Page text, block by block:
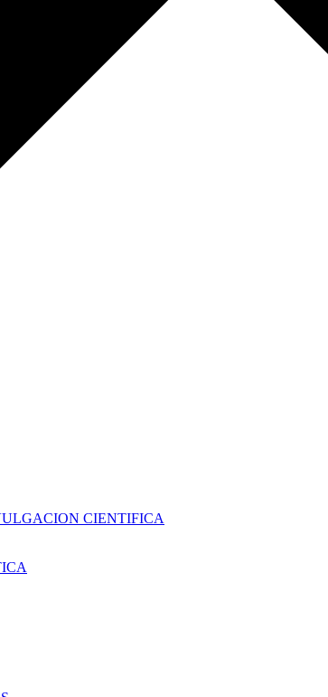
CIENTIFICA